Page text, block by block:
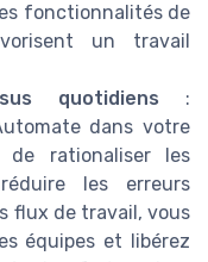
fonctionnalités de
un travail
quotidiens :
dans votre
de rationaliser les
les erreurs
flux de travail, vous
équipes et libérez